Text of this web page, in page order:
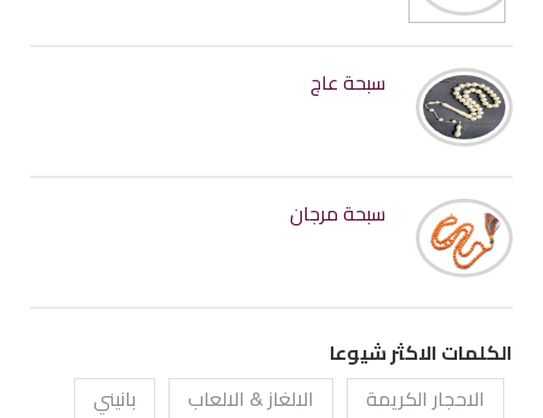
سبحة عاج
سبحة مرجان
الكلمات الاكثر شيوعا
الاحجار الكريمة
الالغاز & الالعاب
بانيني